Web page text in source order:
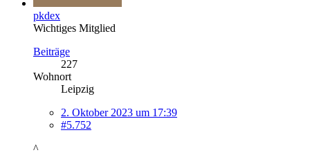
pkdex
Wichtiges Mitglied
Beiträge
227
Wohnort
Leipzig
2. Oktober 2023 um 17:39
#5.752
^